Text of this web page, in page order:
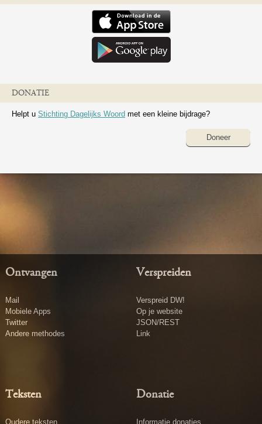
DONATIE
Helpt u Stichting Dagelijks Woord met een kleine bijdrage?
Doneer
Ontvangen
Mail
Mobiele Apps
Twitter
Andere methodes
Verspreiden
Verspreid DW!
Op je website
JSON/REST
Link
Teksten
Oudere teksten
Donatie
Informatie donaties